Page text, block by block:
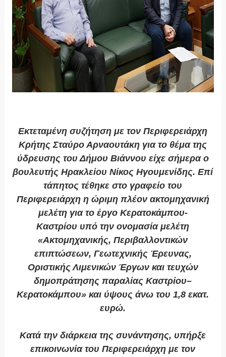
Εκτεταμένη συζήτηση με τον Περιφερειάρχη
Κρήτης Σταύρο Αρναουτάκη για το θέμα της
ύδρευσης του Δήμου Βιάννου είχε σήμερα ο
βουλευτής Ηρακλείου Νίκος Ηγουμενίδης. Επί
τάπητος τέθηκε στο γραφείο του
Περιφερειάρχηη ώριμη πλέον ακτομηχανική
μελέτη για το έργο Κερατοκάμπου-
Καστρίου υπό την ονομασία μελέτη
«Ακτομηχανικής, Περιβαλλοντικών
επιπτώσεων, Γεωτεχνικής Έρευνας,
Οριστικής Λιμενικών Έργων και τευχών
δημοπράτησης παραλίας Καστρίου–
Κερατοκάμπου» και ύψους άνω του 1,8 εκατ.
ευρώ.
Κατά την διάρκεια της συνάντησης, υπήρξε
επικοινωνία του Περιφερειάρχη με τον